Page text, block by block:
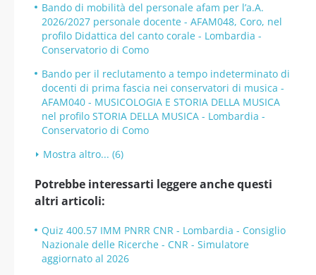
Bando di mobilità del personale afam per l’a.A.
2026/2027 personale docente - AFAM048, Coro, nel
profilo Didattica del canto corale - Lombardia -
Conservatorio di Como
Bando per il reclutamento a tempo indeterminato di
docenti di prima fascia nei conservatori di musica -
AFAM040 - MUSICOLOGIA E STORIA DELLA MUSICA
nel profilo STORIA DELLA MUSICA - Lombardia -
Conservatorio di Como
Mostra altro... (6)
Potrebbe interessarti leggere anche questi
altri articoli:
Quiz 400.57 IMM PNRR CNR - Lombardia - Consiglio
Nazionale delle Ricerche - CNR - Simulatore
aggiornato al 2026